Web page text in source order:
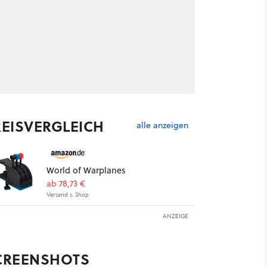
alle anzeigen
World of Warplanes
ab 78,73 €
Versand s. Shop
ANZEIGE